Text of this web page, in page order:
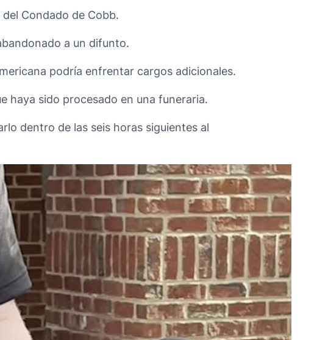
Condado de Cobb.
a un difunto.
podría enfrentar cargos adicionales.
haya sido procesado en una funeraria.
dentro de las seis horas siguientes al